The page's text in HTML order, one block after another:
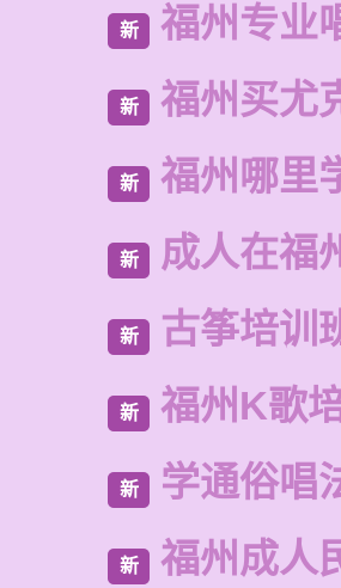
新 福州专业
新 福州买尤
新 福州哪里
新 成人在福
新 古筝培训
新 福州K歌
新 学通俗唱
新 福州成人